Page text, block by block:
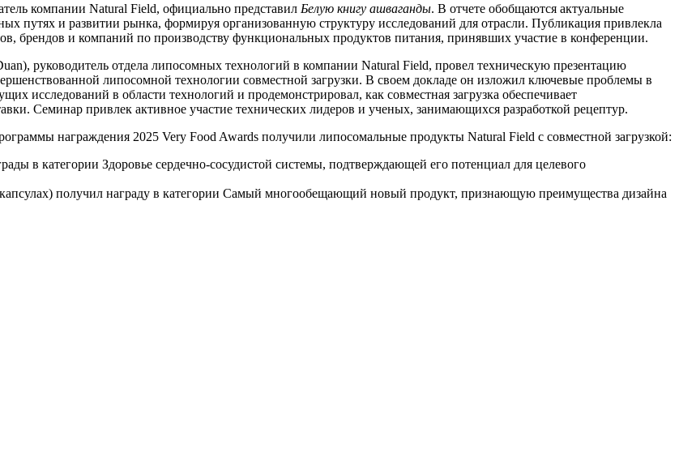
компании Natural Field, официально представил Белую книгу ашваганды. В отчете обобщаются актуальные
путях и развитии рынка, формируя организованную структуру исследований для отрасли. Публикация привлекла
брендов и компаний по производству функциональных продуктов питания, принявших участие в конференции.
руководитель отдела липосомных технологий в компании Natural Field, провел техническую презентацию
липосомной технологии совместной загрузки. В своем докладе он изложил ключевые проблемы в
исследований в области технологий и продемонстрировал, как совместная загрузка обеспечивает
Семинар привлек активное участие технических лидеров и ученых, занимающихся разработкой рецептур.
награждения 2025 Very Food Awards получили липосомальные продукты Natural Field с совместной загрузкой:
в категории Здоровье сердечно-сосудистой системы, подтверждающей его потенциал для целевого
получил награду в категории Самый многообещающий новый продукт, признающую преимущества дизайна